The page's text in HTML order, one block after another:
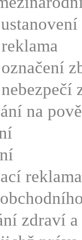
na
reklama
zdraví